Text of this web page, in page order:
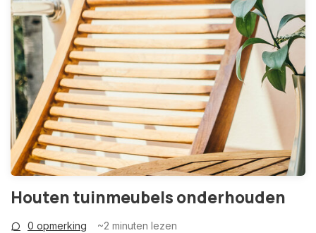
Houten tuinmeubels onderhouden
0 opmerking ~2 minuten lezen